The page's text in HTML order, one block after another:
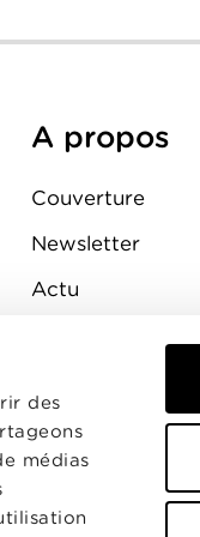
des
médias
A propos
Couverture
Newsletter
Actu